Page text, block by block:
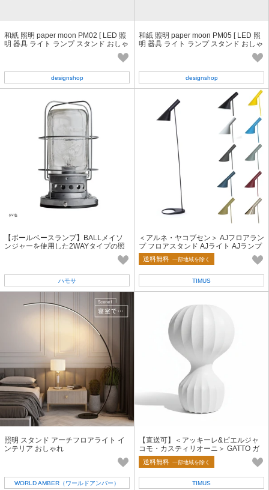
和紙 照明 paper moon PM02 [ LED 照
明 器具 ライト ランプ スタンド おしゃ
designshop
和紙 照明 paper moon PM05 [ LED 照
明 器具 ライト ランプ スタンド おしゃ
designshop
【ボールベースランプ】BALLメイソ
ンジャーを使用した2WAYタイプの照
ハモサ
＜アルネ・ヤコブセン＞ AJフロアラン
プ フロアスタンド AJライト AJランプ
【送料無料】
送料無料 一部地域を除く
TIMUS
照明 スタンド アーチフロアライト イ
ンテリア おしゃれ
WORLD AMBER（ワールドアンバー）
【直送可】＜アッキーレ&ピエルジャ
コモ・カスティリオーニ＞ GATTO ガ
ット フロアライト【送料無料】
送料無料 一部地域を除く
TIMUS